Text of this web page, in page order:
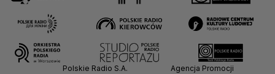
Polskie Radio S.A.
Agencja Promocji